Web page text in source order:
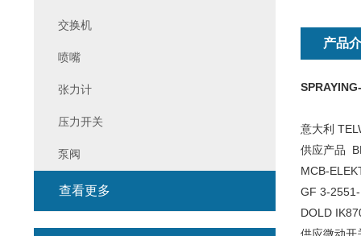
产品
意大利
供应产品
MCB-
GF 3-
DOLD
交换机
喷嘴
张力计
压力开关
泵阀
查看更多